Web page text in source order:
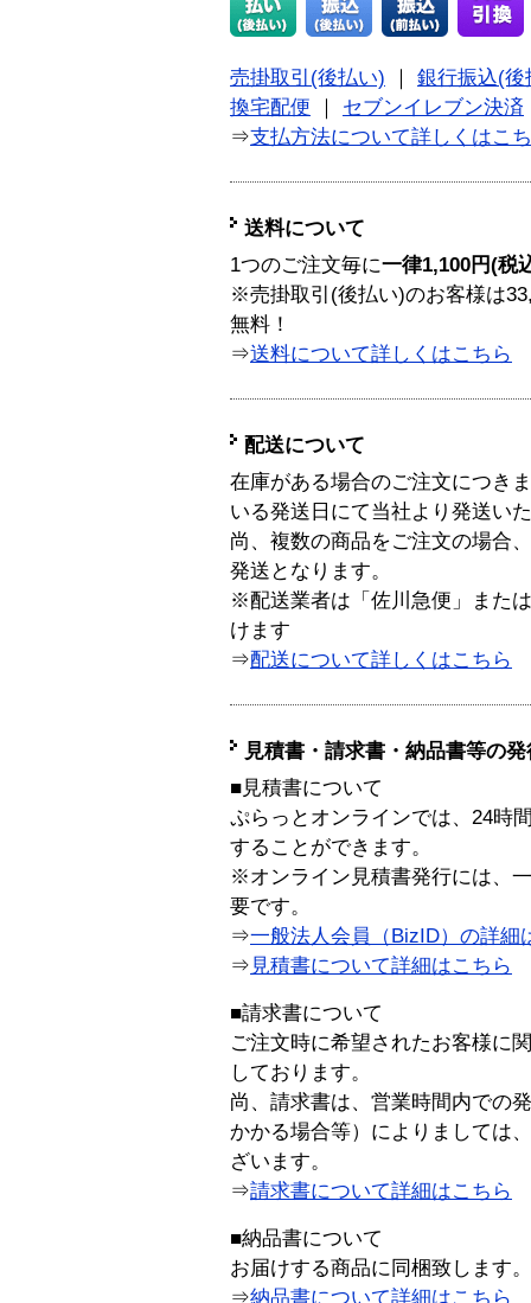
売掛取引(後払い)
銀行振込(後
換宅配便
セブンイレブン決済
⇒支払方法について詳しくはこ
送料について
1つのご注文毎に一律1,100円(税
※売掛取引(後払い)のお客様は
無料！
⇒送料について詳しくはこちら
配送について
在庫がある場合のご注文につき
いる発送日にて当社より発送い
尚、複数の商品をご注文の場合
発送となります。
※配送業者は「佐川急便」また
けます
⇒配送について詳しくはこちら
見積書・請求書・納品書等の
■見積書について
ぷらっとオンラインでは、24時
することができます。
※オンライン見積書発行には、
要です。
⇒一般法人会員（BizID）の詳細
⇒ 見積書について詳細はこちら
■請求書について
ご注文時に希望されたお客様に
しております。
尚、請求書は、営業時間内での
かかる場合等）によりましては
ざいます。
⇒請求書について詳細はこちら
■納品書について
お届けする商品に同梱致します。
⇒納品書について詳細はこちら